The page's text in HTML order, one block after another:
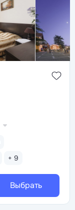
+ 9
Выбрать